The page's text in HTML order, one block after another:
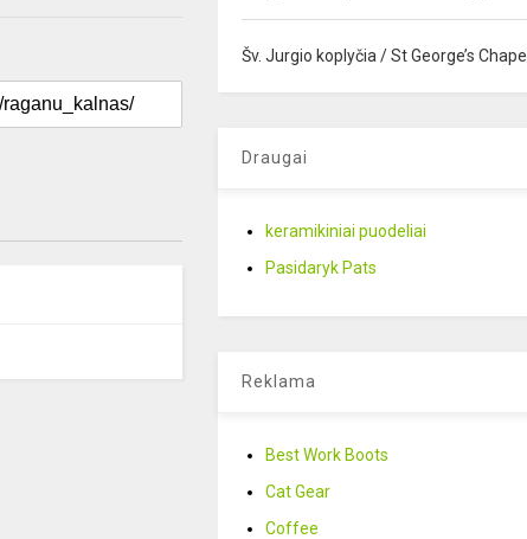
Šv. Jurgio koplyčia / St George’s Chapel
Draugai
keramikiniai puodeliai
Pasidaryk Pats
Reklama
Best Work Boots
Cat Gear
Coffee